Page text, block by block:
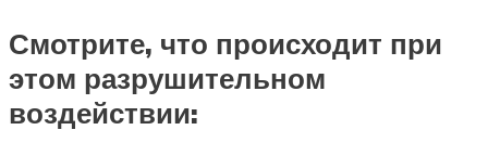
Смотрите, что происходит при
этом разрушительном
воздействии: